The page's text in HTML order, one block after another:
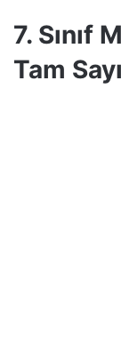
7. Sınıf
Tam